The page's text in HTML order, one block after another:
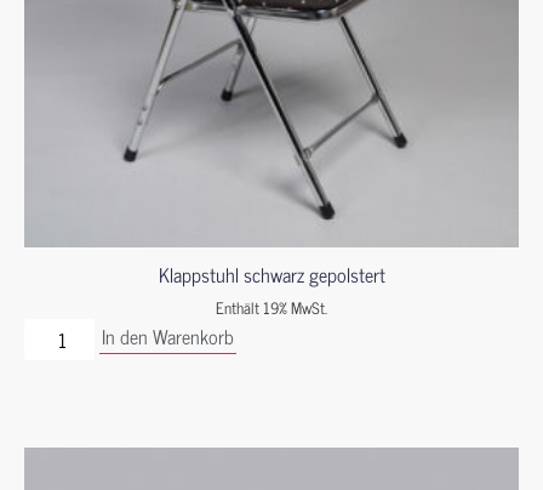
Klappstuhl schwarz gepolstert
Enthält 19% MwSt.
In den Warenkorb